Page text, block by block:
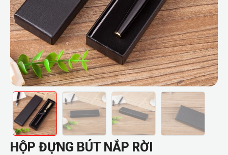
HỘP ĐỰNG BÚT NẮP RỜI